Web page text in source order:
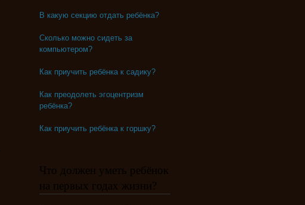
В какую секцию отдать ребёнка?
Сколько можно сидеть за
компьютером?
Как приучить ребёнка к садику?
Как преодолеть эгоцентризм
ребёнка?
Как приучить ребёнка к горшку?
Что должен уметь ребёнок
на первых годах жизни?